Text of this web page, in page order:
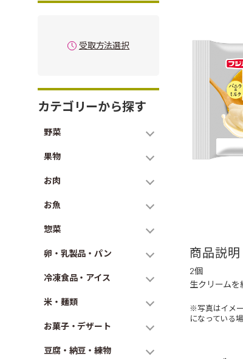
受取方法選択
カテゴリーから探す
野菜
果物
お肉
お魚
惣菜
卵・乳製品・パン
冷凍食品・アイス
米・麺類
お菓子・デザート
豆腐・納豆・練物
商品説明
2個
生クリーム
※写真はイメ
になっている